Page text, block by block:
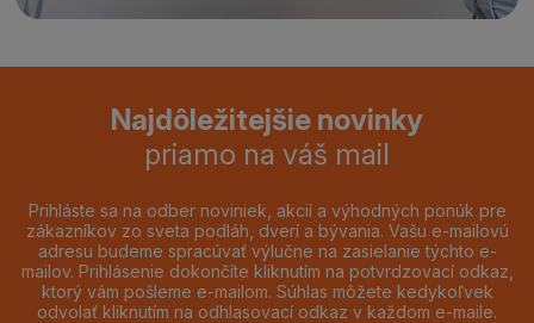
Najdôležitejšie novinky
priamo na váš mail
Prihláste sa na odber noviniek, akcií a výhodných ponúk pre
zákazníkov zo sveta podláh, dverí a bývania. Vašu e-mailovú
adresu budeme spracúvať výlučne na zasielanie týchto e-
mailov. Prihlásenie dokončíte kliknutím na potvrdzovací odkaz,
ktorý vám pošleme e-mailom. Súhlas môžete kedykoľvek
odvolať kliknutím na odhlasovací odkaz v každom e-maile.